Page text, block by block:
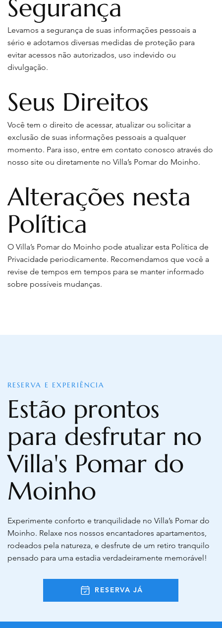
Segurança
Levamos a segurança de suas informações pessoais a
sério e adotamos diversas medidas de proteção para
evitar acessos não autorizados, uso indevido ou
divulgação.
Seus Direitos
Você tem o direito de acessar, atualizar ou solicitar a
exclusão de suas informações pessoais a qualquer
momento. Para isso, entre em contato conosco através do
nosso site ou diretamente no Villa’s Pomar do Moinho.
Alterações nesta
Política
O Villa’s Pomar do Moinho pode atualizar esta Política de
Privacidade periodicamente. Recomendamos que você a
revise de tempos em tempos para se manter informado
sobre possíveis mudanças.
RESERVA E EXPERIÊNCIA
Estão prontos
para desfrutar no
Villa's Pomar do
Moinho
Experimente conforto e tranquilidade no Villa’s Pomar do
Moinho. Relaxe nos nossos encantadores apartamentos,
rodeados pela natureza, e desfrute de um retiro tranquilo
pensado para uma estadia verdadeiramente memorável!
RESERVA JÁ